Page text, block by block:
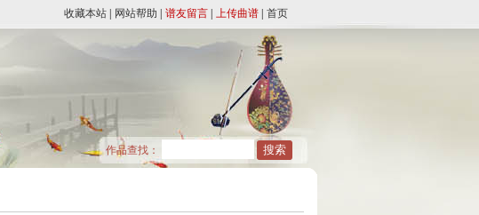
收藏本站 网站帮助 谱友留言 上传曲谱 首页
作品查找：